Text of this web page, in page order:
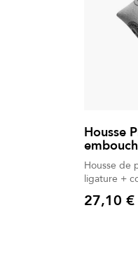
Housse
Housse de
ligature +
Prix
27,10 €